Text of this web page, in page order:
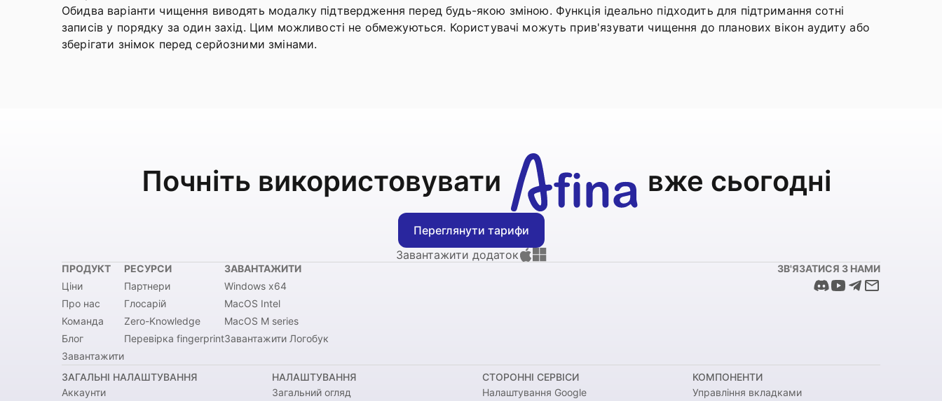
Обидва варіанти чищення виводять модалку підтвердження перед будь-якою зміною. Функція ідеально підходить для підтримання сотні
записів у порядку за один захід. Цим можливості не обмежуються. Користувачі можуть прив'язувати чищення до планових вікон аудиту або
зберігати знімок перед серйозними змінами.
Почніть використовувати вже сьогодні
Переглянути тарифи
Завантажити додаток
ПРОДУКТ
Ціни
Про нас
Команда
Блог
Завантажити
РЕСУРСИ
Партнери
Глосарій
Zero-Knowledge
Перевірка fingerprint
ЗАВАНТАЖИТИ
Windows x64
MacOS Intel
MacOS M series
Завантажити Логобук
ЗВ'ЯЗАТИСЯ З НАМИ
ЗАГАЛЬНІ НАЛАШТУВАННЯ
Аккаунти
НАЛАШТУВАННЯ
Загальний огляд
СТОРОННІ СЕРВІСИ
Налаштування Google
КОМПОНЕНТИ
Управління вкладками